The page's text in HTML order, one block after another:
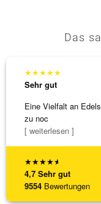
Das
★★★★★
4,7 Sehr gut
9554 Bewertungen
★★★★★
Sehr gut
Eine Vielfalt an
zu noc
[ weiterlesen ]